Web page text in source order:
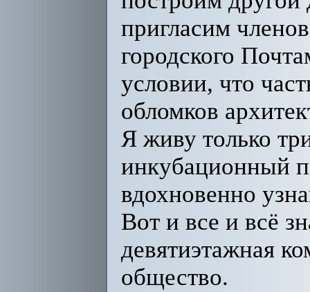
пригласим
городского
условии, что
обломков
Я живу только
инкубационный
вдохновенно
Вот и все и всё
девятиэтажная
общество.